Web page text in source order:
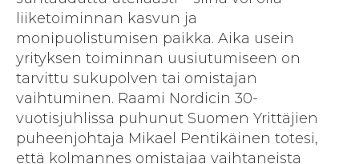
liiketoiminnan kasvun ja
monipuolistumisen paikka. Aika usein
yrityksen toiminnan uusiutumiseen on
tarvittu sukupolven tai omistajan
vaihtuminen. Raami Nordicin 30-
vuotisjuhlissa puhunut Suomen Yrittäjien
puheenjohtaja Mikael Pentikäinen totesi,
että kolmannes omistajaa vaihtaneista